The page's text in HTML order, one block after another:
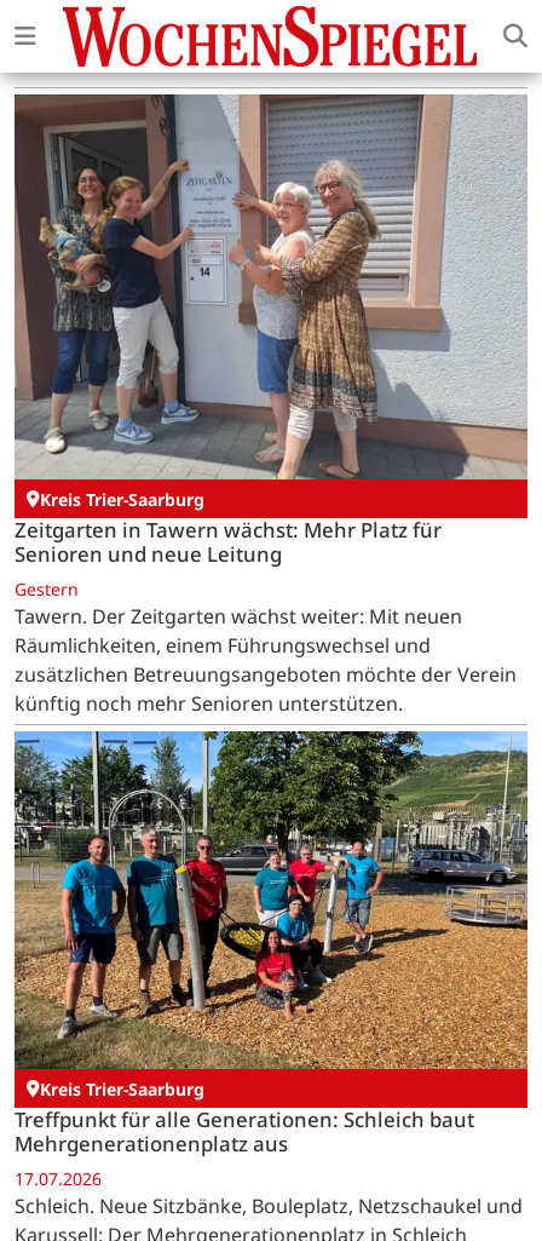
Kreis Trier-Saarburg
Zeitgarten in Tawern wächst: Mehr Platz für
Senioren und neue Leitung
Gestern
Tawern. Der Zeitgarten wächst weiter: Mit neuen
Räumlichkeiten, einem Führungswechsel und
zusätzlichen Betreuungsangeboten möchte der Verein
künftig noch mehr Senioren unterstützen.
Kreis Trier-Saarburg
Treffpunkt für alle Generationen: Schleich baut
Mehrgenerationenplatz aus
17.07.2026
Schleich. Neue Sitzbänke, Bouleplatz, Netzschaukel und
Karussell: Der Mehrgenerationenplatz in Schleich